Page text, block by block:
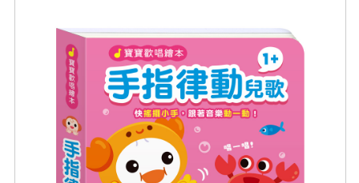
HOT
批發會員大招募，輕鬆實現財富自由!
老師您好!!幼教會員火熱招募中~
海外購物免煩惱！點我查看『海外購物流程說明』